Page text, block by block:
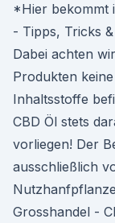
*Hier bekommt
- Tipps, Tricks
Dabei achten
Produkten
Inhaltsstoffe
CBD Öl stets
vorliegen! Der
ausschließlich
Grosshandel -